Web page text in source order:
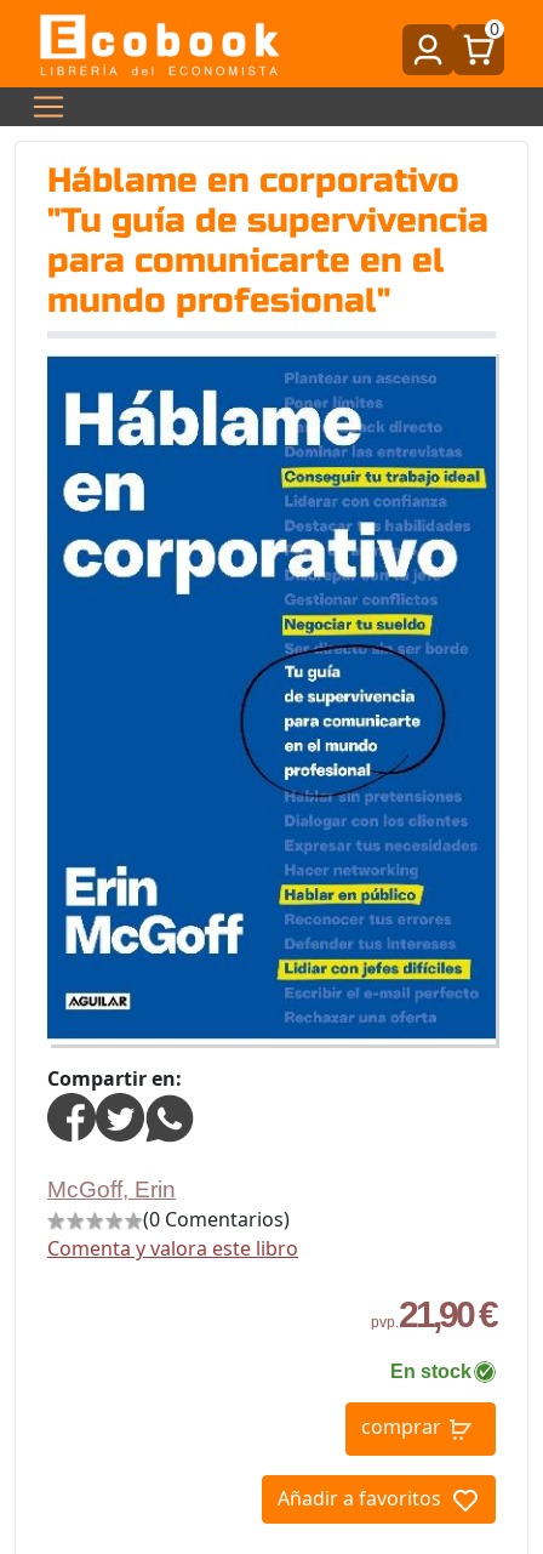
0
Háblame en corporativo
"Tu guía de supervivencia
para comunicarte en el
mundo profesional"
Compartir en:
McGoff, Erin
(0 Comentarios)
Comenta y valora este libro
pvp.21,90 €
En stock
comprar
Añadir a favoritos